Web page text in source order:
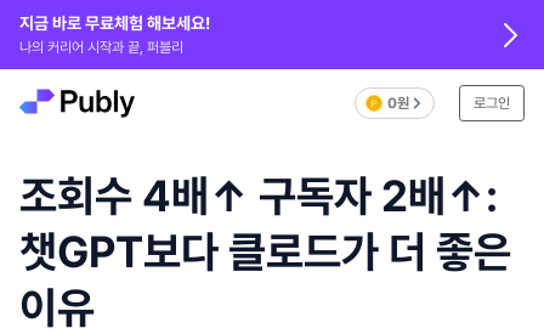
지금 바로 무료체험 해보세요!
나의 커리어 시작과 끝, 퍼블리
0원 로그인
조회수 4배↑ 구독자 2배↑:
챗GPT보다 클로드가 더 좋은
이유